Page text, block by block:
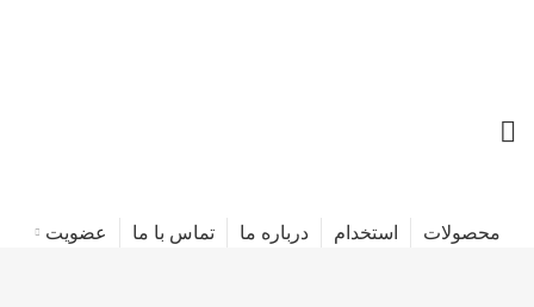
محصولات استخدام درباره ما تماس با ما عضویت